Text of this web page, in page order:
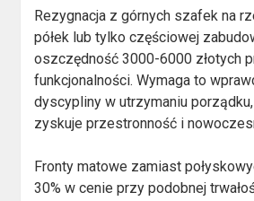
Rezygnacja z górnych szafek na
półek lub tylko częściowej
oszczędność 3000-6000 złotych
funkcjonalności. Wymaga to
dyscypliny w utrzymaniu
zyskuje przestronność i
Fronty matowe zamiast
30% w cenie przy podobnej